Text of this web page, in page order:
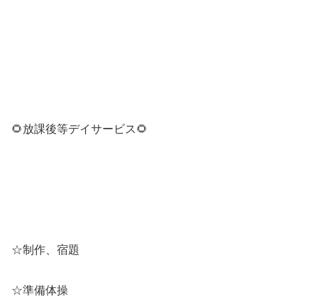
🌻放課後等デイサービス🌻
☆制作、宿題
☆準備体操